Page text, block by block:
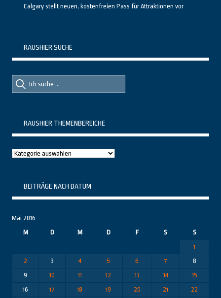
Calgary stellt neuen, kostenfreien Pass für Attraktionen vor
RAUSHIER SUCHE
Suche
nach::
Suche
nach:
RAUSHIER THEMENBEREICHE
Raushier
BEITRÄGE NACH DATUM
Mai 2016
M
D M D F S
S
1
2
3 4 5 6 7
8
9
10 11 12 13 14
15
16
17 18 19 20 21
22